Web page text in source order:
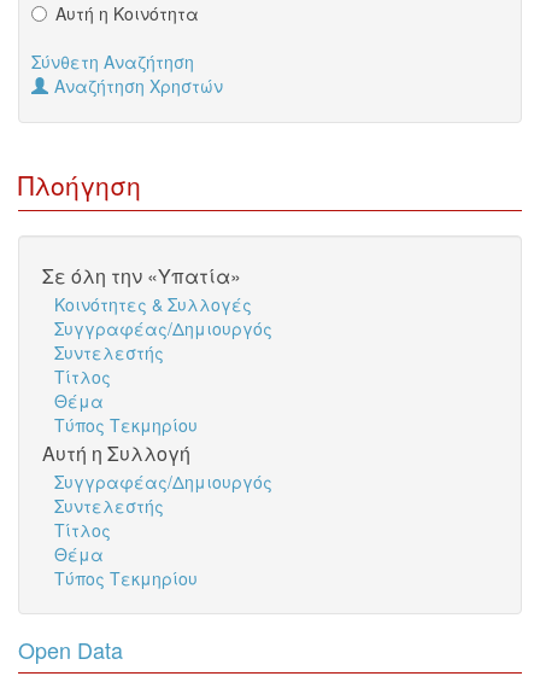
Αυτή η Κοινότητα
Σύνθετη Αναζήτηση
Αναζήτηση Χρηστών
Πλοήγηση
Σε όλη την «Υπατία»
Κοινότητες & Συλλογές
Συγγραφέας/Δημιουργός
Συντελεστής
Τίτλος
Θέμα
Τύπος Τεκμηρίου
Αυτή η Συλλογή
Συγγραφέας/Δημιουργός
Συντελεστής
Τίτλος
Θέμα
Τύπος Τεκμηρίου
Open Data